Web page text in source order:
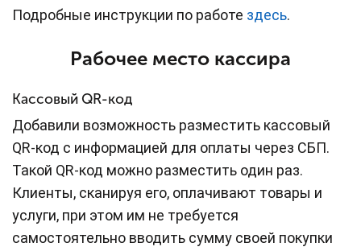
Подробные инструкции по работе здесь.
Рабочее место кассира
Кассовый QR-код
Добавили возможность разместить кассовый
QR-код с информацией для оплаты через СБП.
Такой QR-код можно разместить один раз.
Клиенты, сканируя его, оплачивают товары и
услуги, при этом им не требуется
самостоятельно вводить сумму своей покупки